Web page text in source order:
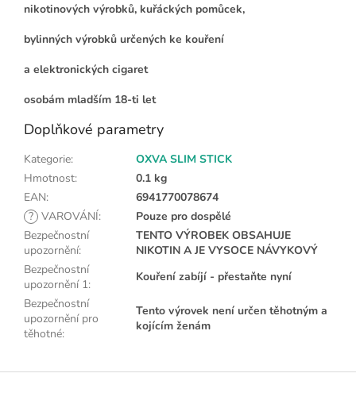
nikotinových výrobků, kuřáckých pomůcek,
bylinných výrobků určených ke kouření
a elektronických cigaret
osobám mladším 18-ti let
Doplňkové parametry
Kategorie:
OXVA SLIM STICK
Hmotnost:
0.1 kg
EAN:
6941770078674
? VAROVÁNÍ:
Pouze pro dospělé
Bezpečnostní
upozornění:
TENTO VÝROBEK OBSAHUJE
NIKOTIN A JE VYSOCE NÁVYKOVÝ
Bezpečnostní
upozornění 1:
Kouření zabíjí - přestaňte nyní
Bezpečnostní
upozornění pro
těhotné:
Tento výrovek není určen těhotným a
kojícím ženám
Z